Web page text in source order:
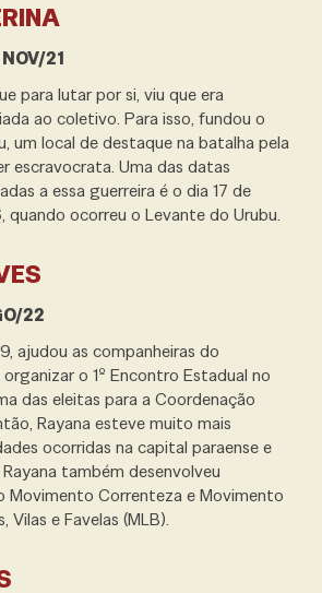
21
para lutar por si, viu que era
ao coletivo. Para isso, fundou o
um local de destaque na batalha pela
escravocrata. Uma das datas
a essa guerreira é o dia 17 de
quando ocorreu o Levante do Urubu.
22
ajudou as companheiras do
o 1º Encontro Estadual no
das eleitas para a Coordenação
Rayana esteve muito mais
ocorridas na capital paraense e
também desenvolveu
Movimento Correnteza e Movimento
Vilas e Favelas (MLB).